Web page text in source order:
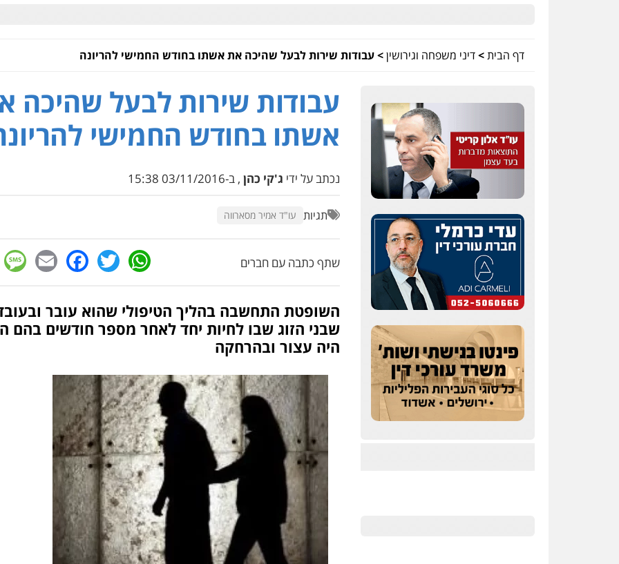
דף הבית>דיני משפחה וגירושין>עבודות שירות לבעל שהיכה את אשתו בחודש החמישי להריונה
עבודות שירות לבעל שהיכה
אשתו בחודש החמישי
נכתב על ידי ג'קי כהן , ב-03/11/2016 15:38
תגיות עו"ד אמיר מסארווה
שתף כתבה עם חברים WhatsApp
Twitter
השופטת התחשבה בהליך הטיפולי שהוא עובר
שבני הזוג שבו לחיות יחד לאחר מספר חודשים בהם
היה עצור ובהרחקה